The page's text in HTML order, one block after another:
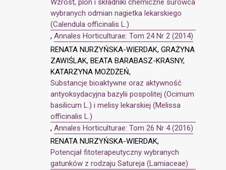
Wzrost, plon i składniki chemiczne surowca
wybranych odmian nagietka lekarskiego
(Calendula officinalis L.)
, Annales Horticulturae: Tom 24 Nr 2 (2014)
RENATA NURZYŃSKA-WIERDAK, GRAŻYNA
ZAWIŚLAK, BEATA BARABASZ-KRASNY,
KATARZYNA MOŻDŻEŃ,
Substancje bioaktywne oraz aktywność
antyoksydacyjna bazylii pospolitej (Ocimum
basilicum L.) i melisy lekarskiej (Melissa
officinalis L.)
, Annales Horticulturae: Tom 26 Nr 4 (2016)
RENATA NURZYŃSKA-WIERDAK,
Potencjał fitoterapeutyczny wybranych
gatunków z rodzaju Satureja (Lamiaceae)